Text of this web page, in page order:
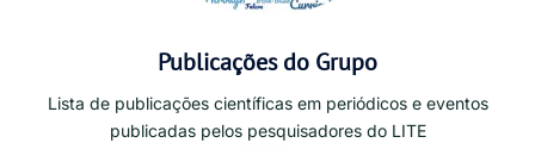
Publicações do Grupo
Lista de publicações científicas em periódicos e eventos
publicadas pelos pesquisadores do LITE